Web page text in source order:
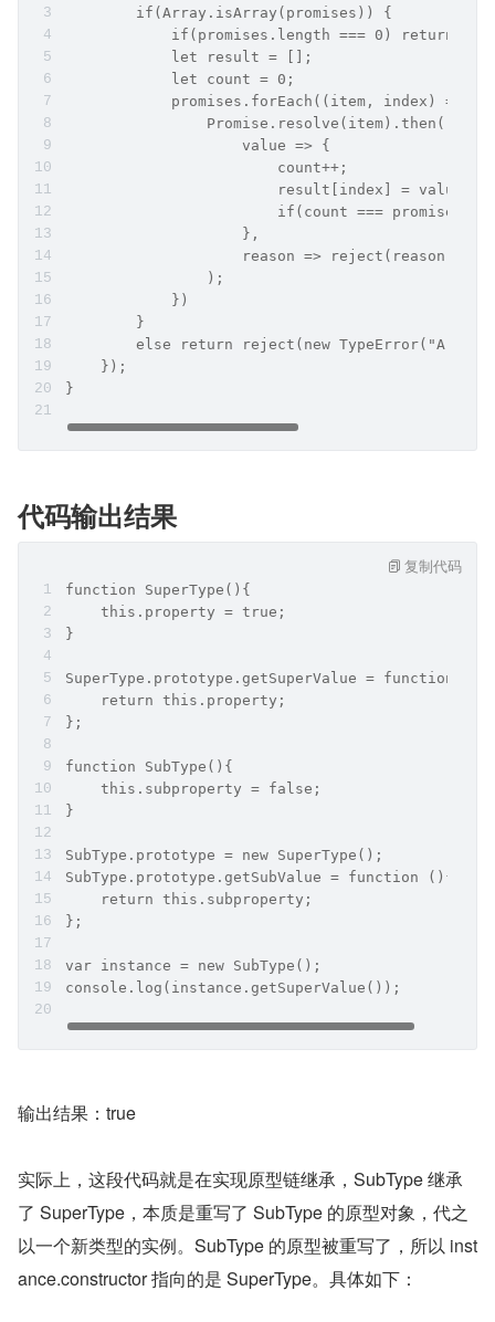
        if(Array.isArray(promises)) {
if(promises.length === 0) return
            let result = [];
            let count = 0;
            promises.forEach((item, index) => {
                Promise.resolve(item).then(
                    value => {
                        count++;
                        result[index] = value;
if(count ===
                    },
                    reason => reject(reason)
                );
            })
        }
else return reject(new
    });
}
代码输出结果
function SuperType(){
    this.property = true;
}
SuperType.prototype.getSuperValue = function(){
    return this.property;
};
function SubType(){
    this.subproperty = false;
}
SubType.prototype = new SuperType();
SubType.prototype.getSubValue = function (){
    return this.subproperty;
};
var instance = new SubType();
console.log(instance.getSuperValue());
复制代码
输出结果：true
实际上，这段代码就是在实现原型链继承，SubType 继承
了 SuperType，本质是重写了 SubType 的原型对象，代之
以一个新类型的实例。SubType 的原型被重写了，所以 inst
ance.constructor 指向的是 SuperType。具体如下：